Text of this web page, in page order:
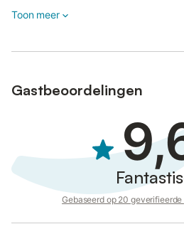
Toon meer
Gastbeoordelingen
Gebaseerd op 20